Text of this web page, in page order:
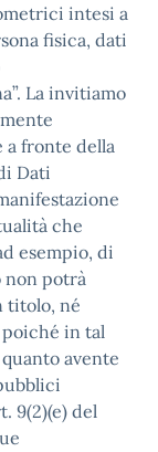
intesi a
fisica, dati
La invitiamo
a fronte della
Dati
che
esempio, di
non potrà
titolo, né
in tal
avente
9(2)(e) del